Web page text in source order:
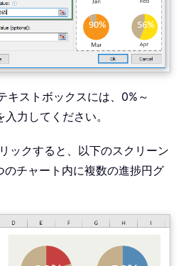
キストボックスには、0%～
力してください。
ックすると、以下のスクリーン
のチャート内に複数の進捗円グ